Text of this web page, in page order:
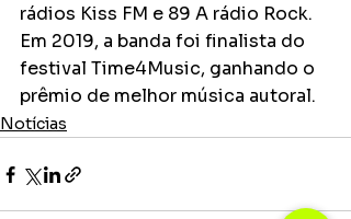
rádios Kiss FM e 89 A rádio Rock.
Em 2019, a banda foi finalista do
festival Time4Music, ganhando o
prêmio de melhor música autoral.
Notícias